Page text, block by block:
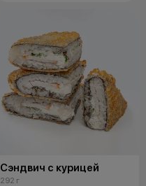
Сэндвич с курицей
292 г